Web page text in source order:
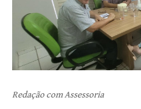
Redação com Assessoria